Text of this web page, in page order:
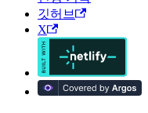
깃허브
X